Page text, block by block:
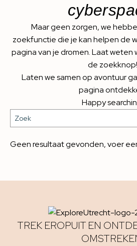
Maar geen zorgen, we
zoekfunctie die je kan helpen de
pagina van je dromen. Laat weten
de zoekknop!
Laten we samen op avontuur
pagina
Happy
Geen resultaat gevonden, voer
TREK EROPUIT EN